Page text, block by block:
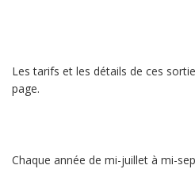
Les tarifs et les détails de ces
page.
Chaque année de mi-juillet à mi-